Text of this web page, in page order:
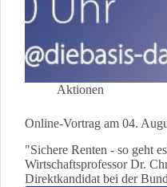
Aktionen
Online-Vortrag am 04.
"Sichere Renten - so geht
Wirtschaftsprofessor Dr.
Direktkandidat bei der